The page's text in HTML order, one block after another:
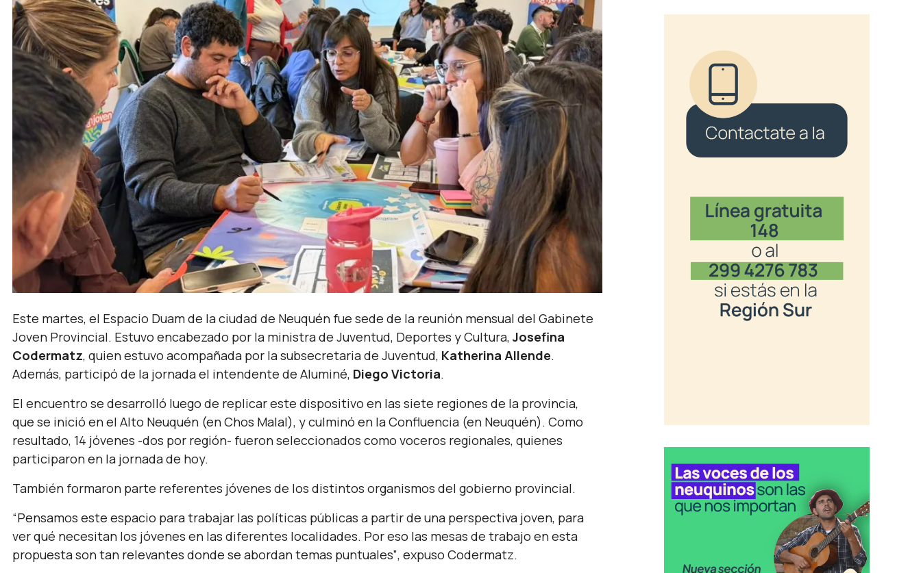
Este martes, el Espacio Duam de la ciudad de Neuquén fue sede de la reunión mensual del Gabinete
Joven Provincial. Estuvo encabezado por la ministra de Juventud, Deportes y Cultura,Josefina
Codermatz, quien estuvo acompañada por la subsecretaria de Juventud, Katherina Allende.
Además, participó de la jornada el intendente de Aluminé, Diego Victoria.
El encuentro se desarrolló luego de replicar este dispositivo en las siete regiones de la provincia,
que se inició en el Alto Neuquén (en Chos Malal), y culminó en la Confluencia (en Neuquén). Como
resultado, 14 jóvenes -dos por región- fueron seleccionados como voceros regionales, quienes
participaron en la jornada de hoy.
También formaron parte referentes jóvenes de los distintos organismos del gobierno provincial.
“Pensamos este espacio para trabajar las políticas públicas a partir de una perspectiva joven, para
ver qué necesitan los jóvenes en las diferentes localidades. Por eso las mesas de trabajo en esta
propuesta son tan relevantes donde se abordan temas puntuales”, expuso Codermatz.